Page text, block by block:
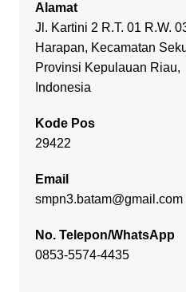
Alamat
Jl. Kartini 2 R.T. 01 R.W.
Harapan, Kecamatan
Provinsi Kepulauan Riau,
Indonesia
Kode Pos
29422
Email
smpn3.batam@gmail.com
No. Telepon/WhatsApp
0853-5574-4435